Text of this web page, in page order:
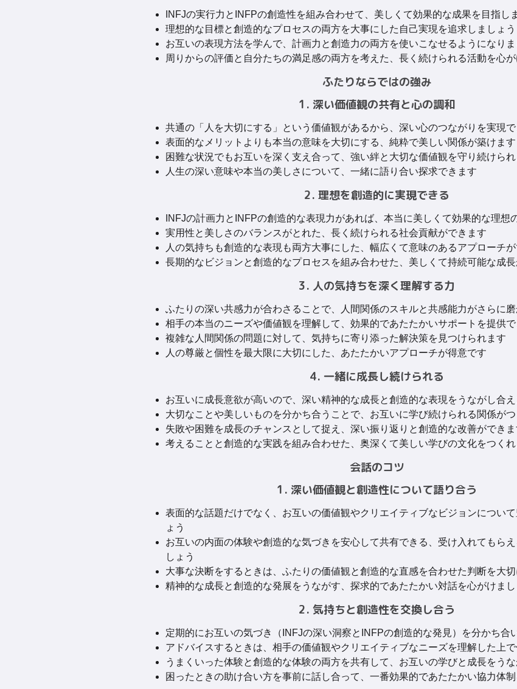
INFJの実行力とINFPの創造性を組み合わせて、美しくて効果的な成果を目指し
理想的な目標と創造的なプロセスの両方を大事にした自己実現を追求しましょう
お互いの表現方法を学んで、計画力と創造力の両方を使いこなせるようになりま
周りからの評価と自分たちの満足感の両方を考えた、長く続けられる活動を心が
ふたりならではの強み
1. 深い価値観の共有と心の調和
共通の「人を大切にする」という価値観があるから、深い心のつながりを実現
表面的なメリットよりも本当の意味を大切にする、純粋で美しい関係が築けます
困難な状況でもお互いを深く支え合って、強い絆と大切な価値観を守り続けら
人生の深い意味や本当の美しさについて、一緒に語り合い探求できます
2. 理想を創造的に実現できる
INFJの計画力とINFPの創造的な表現力があれば、本当に美しくて効果的な理想
実用性と美しさのバランスがとれた、長く続けられる社会貢献ができます
人の気持ちも創造的な表現も両方大事にした、幅広くて意味のあるアプローチ
長期的なビジョンと創造的なプロセスを組み合わせた、美しくて持続可能な成
3. 人の気持ちを深く理解する力
ふたりの深い共感力が合わさることで、人間関係のスキルと共感能力がさらに
相手の本当のニーズや価値観を理解して、効果的であたたかいサポートを提供
複雑な人間関係の問題に対して、気持ちに寄り添った解決策を見つけられます
人の尊厳と個性を最大限に大切にした、あたたかいアプローチが得意です
4. 一緒に成長し続けられる
お互いに成長意欲が高いので、深い精神的な成長と創造的な表現をうながし合
大切なことや美しいものを分かち合うことで、お互いに学び続けられる関係が
失敗や困難を成長のチャンスとして捉え、深い振り返りと創造的な改善ができま
考えることと創造的な実践を組み合わせた、奥深くて美しい学びの文化をつく
会話のコツ
1. 深い価値観と創造性について語り合う
表面的な話題だけでなく、お互いの価値観やクリエイティブなビジョンについ
ょう
お互いの内面の体験や創造的な気づきを安心して共有できる、受け入れてもら
しょう
大事な決断をするときは、ふたりの価値観と創造的な直感を合わせた判断を大切
精神的な成長と創造的な発展をうながす、探求的であたたかい対話を心がけまし
2. 気持ちと創造性を交換し合う
定期的にお互いの気づき（INFJの深い洞察とINFPの創造的な発見）を分かち合
アドバイスするときは、相手の価値観やクリエイティブなニーズを理解した上で
うまくいった体験と創造的な体験の両方を共有して、お互いの学びと成長をうな
困ったときの助け合い方を事前に話し合って、一番効果的であたたかい協力体